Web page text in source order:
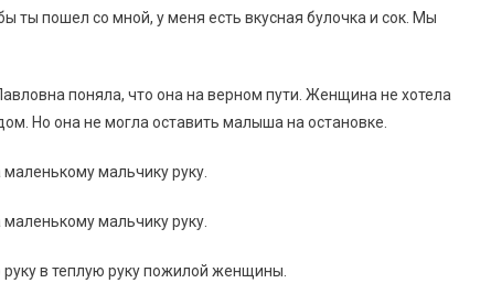
ты пошел со мной, у меня есть вкусная булочка и сок. Мы
поняла, что она на верном пути. Женщина не хотела
Но она не могла оставить малыша на остановке.
мальчику руку.
мальчику руку.
в теплую руку пожилой женщины.